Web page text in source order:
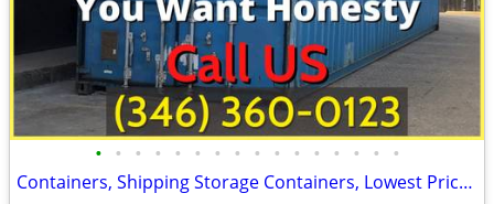
• • • • • • • • • • • • • • • •
Containers, Shipping Storage Containers, Lowest Price Now!